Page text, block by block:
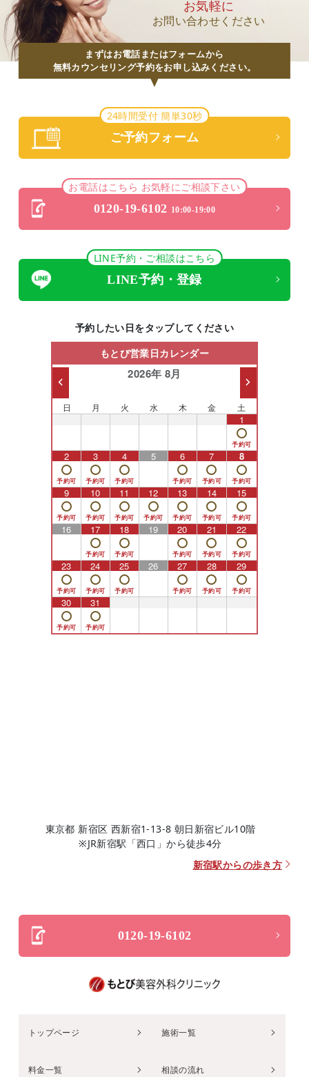
お気軽に
お問い合わせください
まずはお電話またはフォームから
無料カウンセリング予約をお申し込みください。
24時間受付 簡単30秒
ご予約フォーム
お電話はこちら お気軽にご相談下さい
0120-19-6102 10:00-19:00
LINE予約・ご相談はこちら
LINE予約・登録
予約したい日をタップしてください
もとび営業日カレンダー
2026年 8月
日 月 火 水 木 金 土
1
2 3 4 5 6 7 8
9 10 11 12 13 14 15
16 17 18 19 20 21 22
23 24 25 26 27 28 29
30 31
東京都 新宿区 西新宿1-13-8 朝日新宿ビル10階
※JR新宿駅「西口」から徒歩4分
新宿駅からの歩き方
0120-19-6102
トップページ 施術一覧
料金一覧 相談の流れ